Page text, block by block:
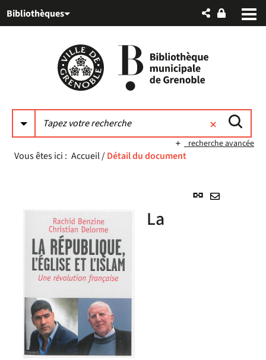
au
auBibliothèques
recherche avancée
Vous êtes ici : Accueil/Détail du document
Lien
La